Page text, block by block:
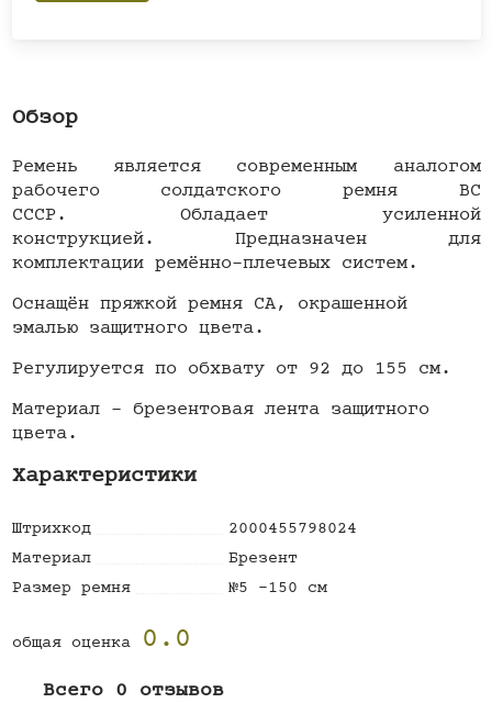
Обзор
Ремень является современным аналогом
рабочего солдатского ремня ВС
СССР. Обладает усиленной
конструкцией. Предназначен для
комплектации ремённо-плечевых систем.
Оснащён пряжкой ремня СА, окрашенной
эмалью защитного цвета.
Регулируется по обхвату от 92 до 155 см.
Материал - брезентовая лента защитного
цвета.
Характеристики
Штрихкод
2000455798024
Материал
Брезент
Размер ремня
№5 -150 см
0.0
общая оценка
Всего 0 отзывов